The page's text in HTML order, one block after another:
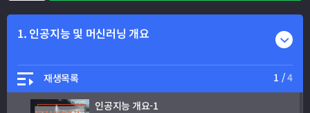
등
록
1. 인공지능 및 머신러닝 개요 주
제
록
열
기
1. 인공지능 및 머신러닝 개요
재생목록 1 /4
인공지능 개요-1